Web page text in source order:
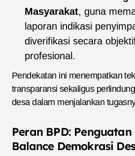
Masyarakat, guna
laporan indikasi
diverifikasi secara
profesional.
Pendekatan ini menempatkan
transparansi sekaligus
desa dalam menjalankan
Peran BPD:
Balance Demokrasi